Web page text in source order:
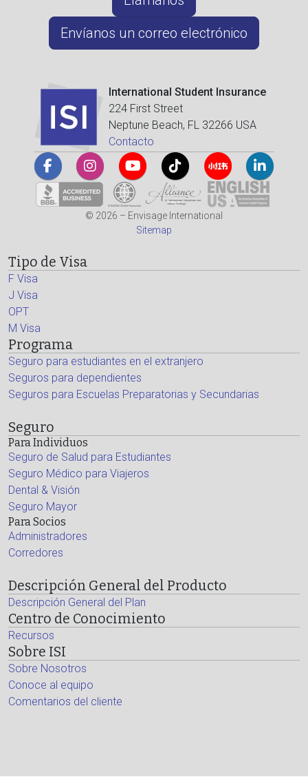
Envíanos un correo electrónico
International Student Insurance
224 First Street
Neptune Beach, FL 32266 USA
Contacto
© 2026 – Envisage International
Sitemap
Tipo de Visa
F Visa
J Visa
OPT
M Visa
Programa
Seguro para estudiantes en el extranjero
Seguros para dependientes
Seguros para Escuelas Preparatorias y Secundarias
Seguro
Para Individuos
Seguro de Salud para Estudiantes
Seguro Médico para Viajeros
Dental & Visión
Seguro Mayor
Para Socios
Administradores
Corredores
Descripción General del Producto
Descripción General del Plan
Centro de Conocimiento
Recursos
Sobre ISI
Sobre Nosotros
Conoce al equipo
Comentarios del cliente